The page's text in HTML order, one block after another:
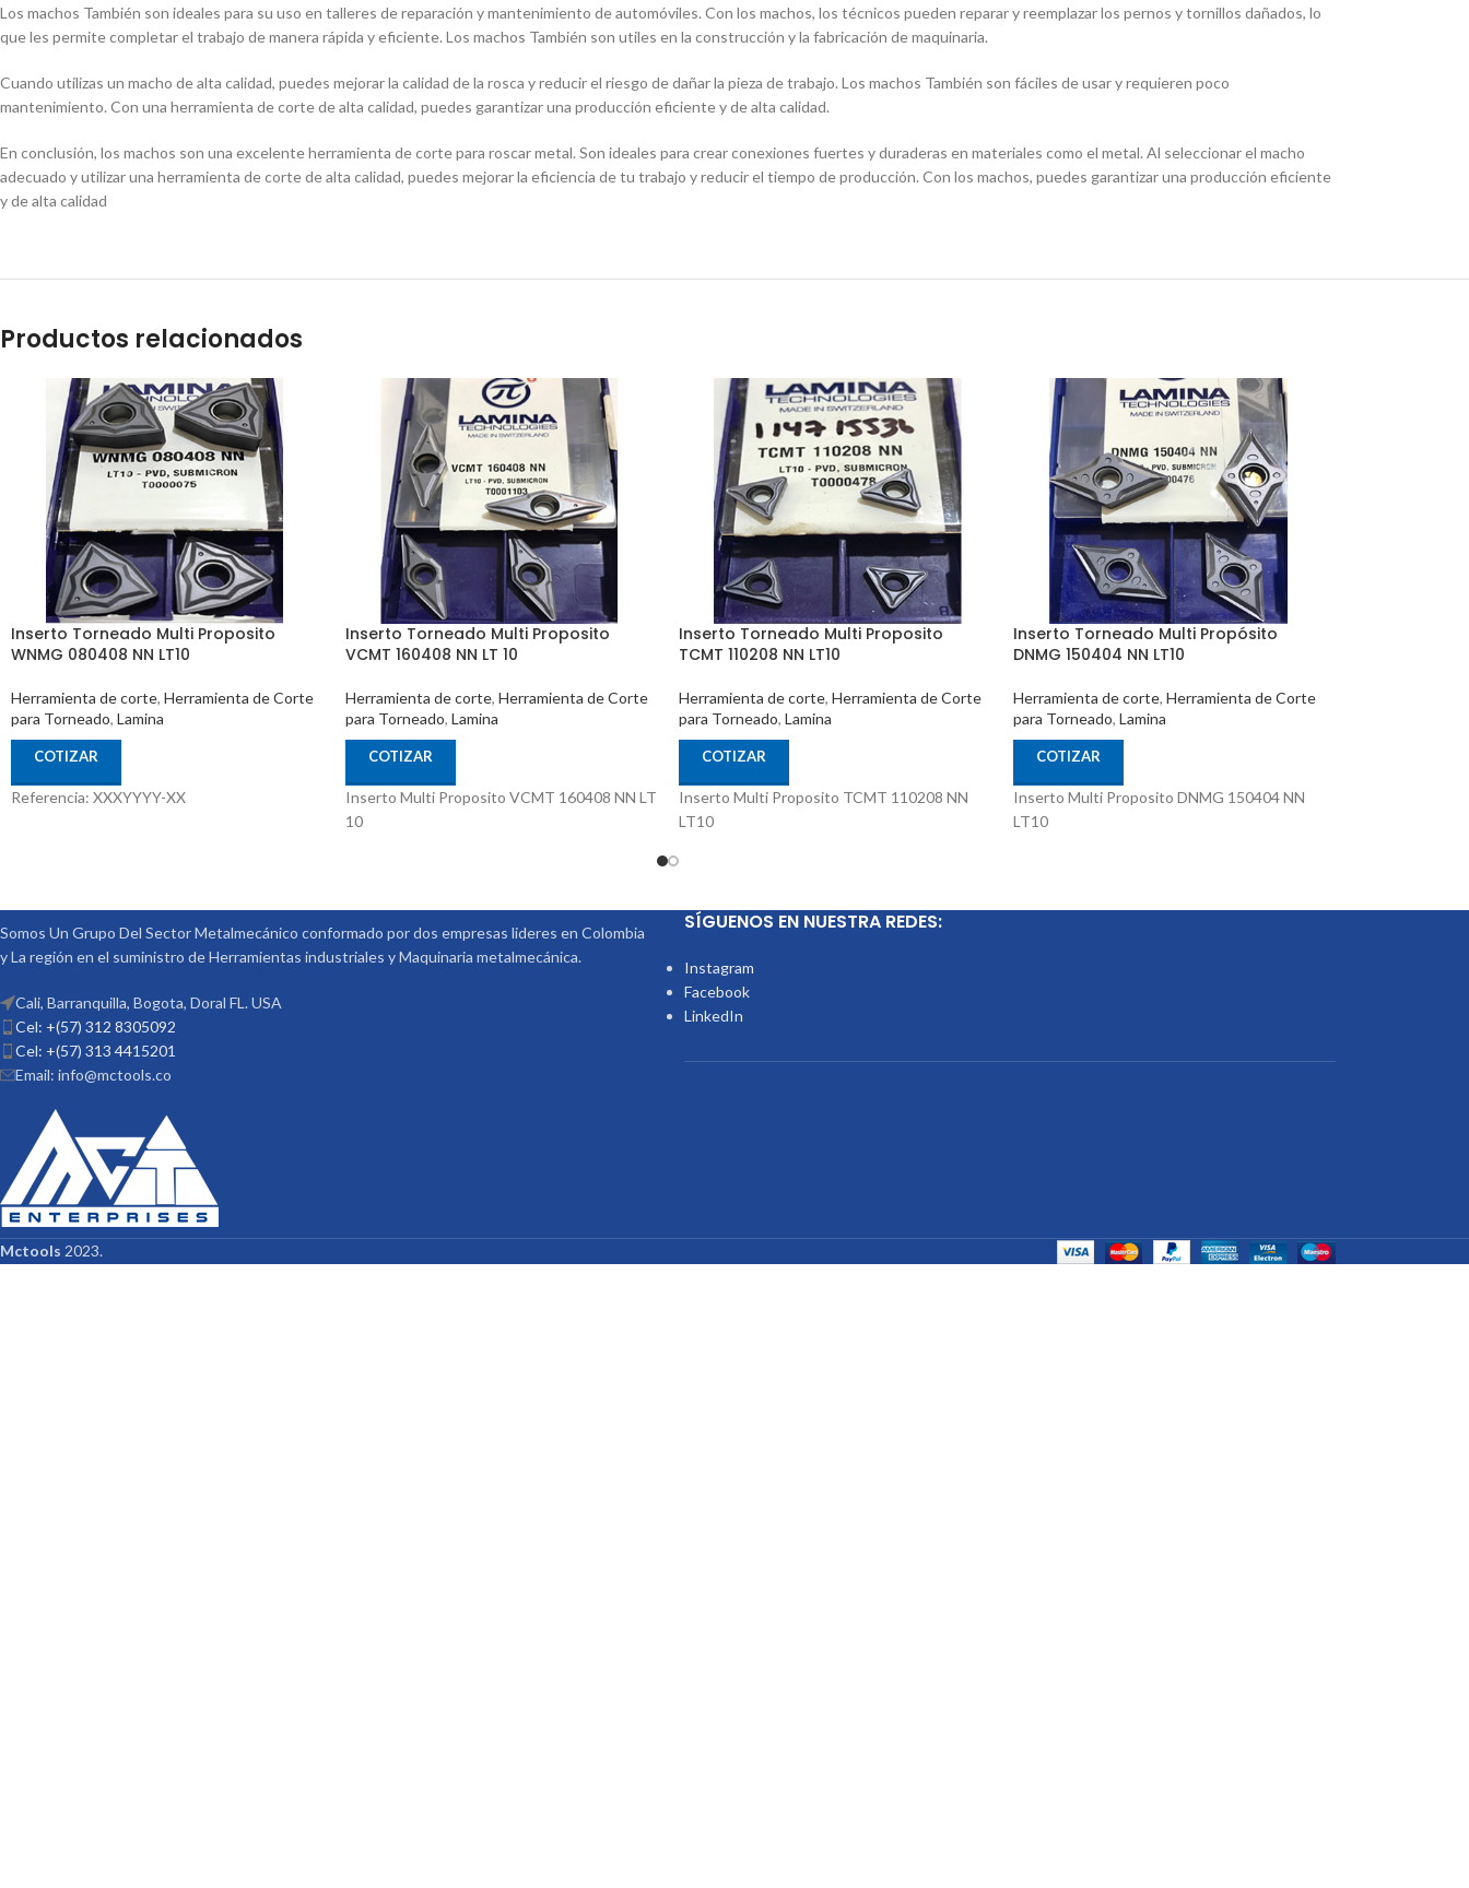
Los machos También son ideales para su uso en talleres de reparación y mantenimiento de automóviles. Con los machos, los técnicos pueden reparar y reemplazar los pernos y tornillos dañados, lo
que les permite completar el trabajo de manera rápida y eficiente. Los machos También son utiles en la construcción y la fabricación de maquinaria.
Cuando utilizas un macho de alta calidad, puedes mejorar la calidad de la rosca y reducir el riesgo de dañar la pieza de trabajo. Los machos También son fáciles de usar y requieren poco
mantenimiento. Con una herramienta de corte de alta calidad, puedes garantizar una producción eficiente y de alta calidad.
En conclusión, los machos son una excelente herramienta de corte para roscar metal. Son ideales para crear conexiones fuertes y duraderas en materiales como el metal. Al seleccionar el macho
adecuado y utilizar una herramienta de corte de alta calidad, puedes mejorar la eficiencia de tu trabajo y reducir el tiempo de producción. Con los machos, puedes garantizar una producción eficiente
y de alta calidad
Productos relacionados
Inserto Torneado Multi Proposito
WNMG 080408 NN LT10
Herramienta de corte, Herramienta de Corte
para Torneado, Lamina
COTIZAR
Referencia: XXXYYYY-XX
Inserto Torneado Multi Proposito
VCMT 160408 NN LT 10
Herramienta de corte, Herramienta de Corte
para Torneado, Lamina
COTIZAR
Inserto Multi Proposito VCMT 160408 NN LT
10
Inserto Torneado Multi Proposito
TCMT 110208 NN LT10
Herramienta de corte, Herramienta de Corte
para Torneado, Lamina
COTIZAR
Inserto Multi Proposito TCMT 110208 NN
LT10
Inserto Torneado Multi Propósito
DNMG 150404 NN LT10
Herramienta de corte, Herramienta de Corte
para Torneado, Lamina
COTIZAR
Inserto Multi Proposito DNMG 150404 NN
LT10
Somos Un Grupo Del Sector Metalmecánico conformado por dos empresas lideres en Colombia
y La región en el suministro de Herramientas industriales y Maquinaria metalmecánica.
Cali, Barranquilla, Bogota, Doral FL. USA
Cel: +(57) 312 8305092
Cel: +(57) 313 4415201
Email: info@mctools.co
SÍGUENOS EN NUESTRA REDES:
Instagram
Facebook
LinkedIn
Mctools 2023.